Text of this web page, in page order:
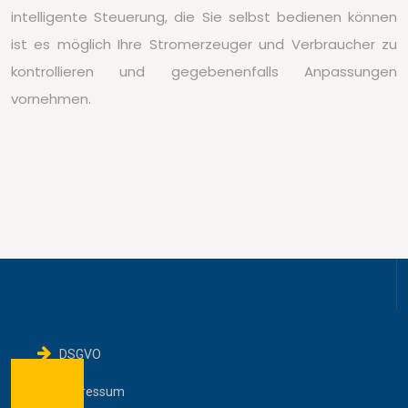
intelligente Steuerung, die Sie selbst bedienen können
ist es möglich Ihre Stromerzeuger und Verbraucher zu
kontrollieren und gegebenenfalls Anpassungen
vornehmen.
DSGVO
Impressum